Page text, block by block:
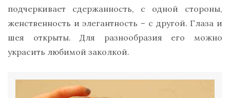
подчеркивает сдержанность, с одной стороны,
женственность и элегантность – с другой. Глаза и
шея открыты. Для разнообразия его можно
украсить любимой заколкой.